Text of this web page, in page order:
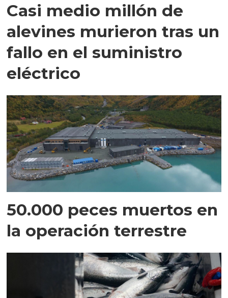
Casi medio millón de
alevines murieron tras un
fallo en el suministro
eléctrico
50.000 peces muertos en
la operación terrestre